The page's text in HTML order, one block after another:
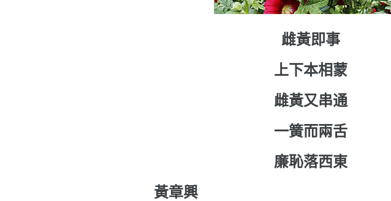
雌黃即事
上下本相蒙
雌黃又串通
一簧而兩舌
廉恥落西東
黃章興